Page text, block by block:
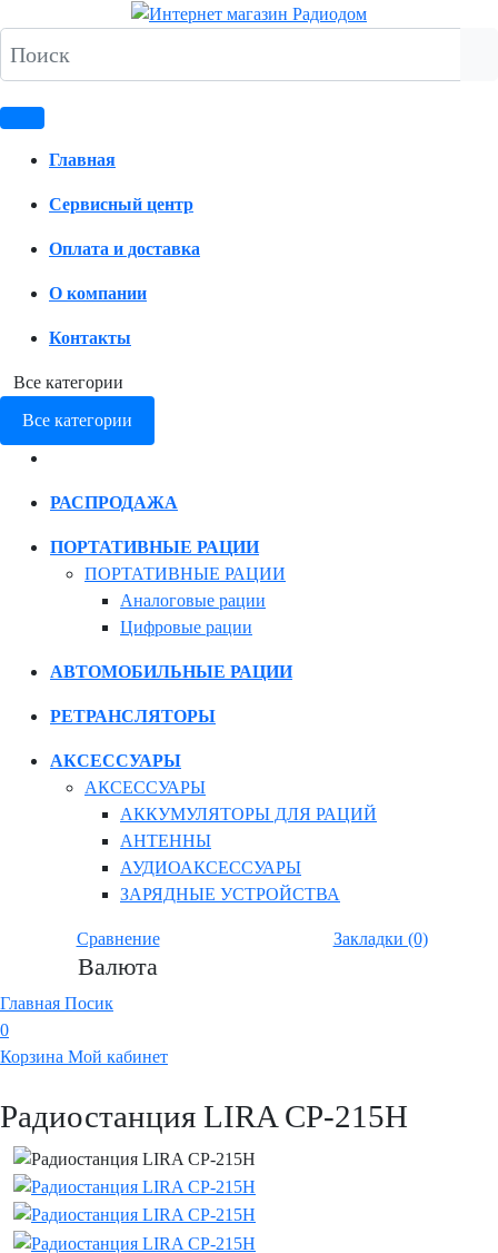
Главная
Сервисный центр
Оплата и доставка
О компании
Контакты
Все категории
Все категории
РАСПРОДАЖА
ПОРТАТИВНЫЕ РАЦИИ
ПОРТАТИВНЫЕ РАЦИИ
Аналоговые рации
Цифровые рации
АВТОМОБИЛЬНЫЕ РАЦИИ
РЕТРАНСЛЯТОРЫ
АКСЕССУАРЫ
АКСЕССУАРЫ
АККУМУЛЯТОРЫ ДЛЯ РАЦИЙ
АНТЕННЫ
АУДИОАКСЕССУАРЫ
ЗАРЯДНЫЕ УСТРОЙСТВА
Сравнение Закладки (0)
Валюта
Главная Посик
0
Корзина Мой кабинет
Радиостанция LIRA СP-215H